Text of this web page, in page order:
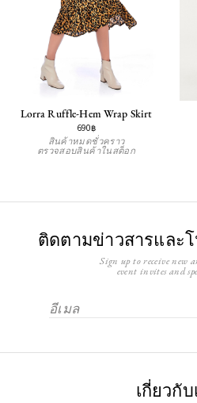
Lorra Ruffle-Hem Wrap Skirt
690฿
สินค้าหมดชั่วคราว
ตรวจสอบสินค้าในสต็อก
ติดตามข่าวสารและ
Sign up to receive new
event invites and
เกี่ยวกับ